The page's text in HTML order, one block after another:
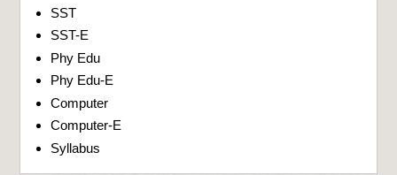
SST
SST-E
Phy Edu
Phy Edu-E
Computer
Computer-E
Syllabus